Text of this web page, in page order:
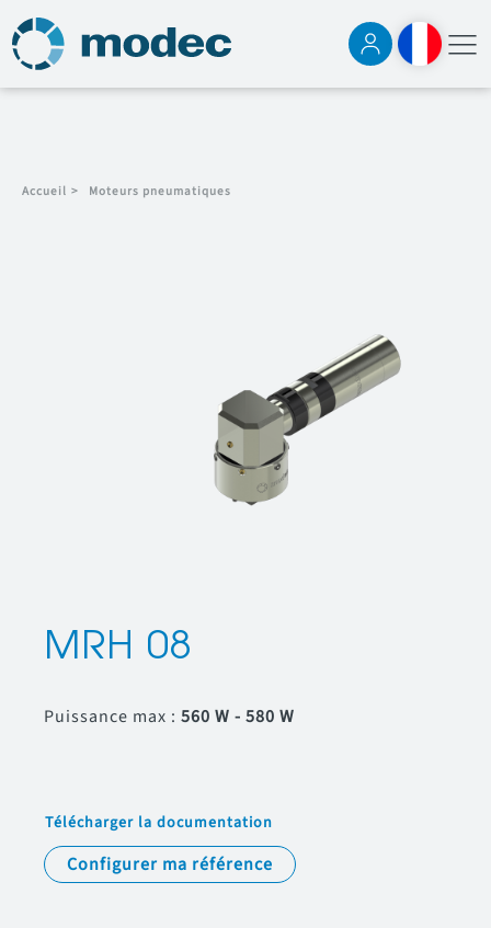
Accueil > Moteurs pneumatiques
MRH 08
Puissance max : 560 W - 580 W
Télécharger la documentation
Configurer ma référence